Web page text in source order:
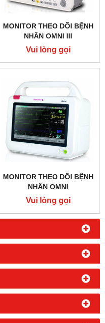
MONITOR THEO DÕI BỆNH
NHÂN OMNI III
Vui lòng gọi
MONITOR THEO DÕI BỆNH
NHÂN OMNI
Vui lòng gọi